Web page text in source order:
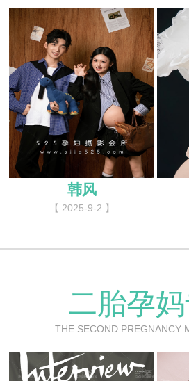
韩风
【 2025-9-2 】
二胎孕
THE SECOND PREGNANCY